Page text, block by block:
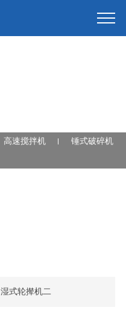
高速搅拌机
锤式破碎机
湿式轮撵机二